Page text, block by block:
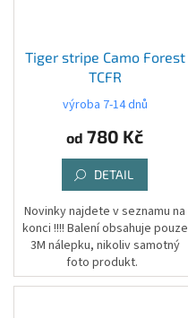
Tiger stripe Camo Forest
TCFR
výroba 7-14 dnů
od 780 Kč
DETAIL
Novinky najdete v seznamu na
konci !!!! Balení obsahuje pouze
3M nálepku, nikoliv samotný
foto produkt.